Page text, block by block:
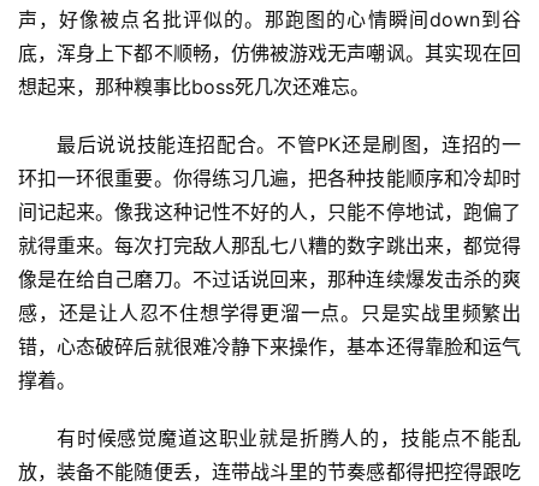
声，好像被点名批评似的。那跑图的心情瞬间down到谷
底，浑身上下都不顺畅，仿佛被游戏无声嘲讽。其实现在回
想起来，那种糗事比boss死几次还难忘。
最后说说技能连招配合。不管PK还是刷图，连招的一
环扣一环很重要。你得练习几遍，把各种技能顺序和冷却时
间记起来。像我这种记性不好的人，只能不停地试，跑偏了
就得重来。每次打完敌人那乱七八糟的数字跳出来，都觉得
像是在给自己磨刀。不过话说回来，那种连续爆发击杀的爽
感，还是让人忍不住想学得更溜一点。只是实战里频繁出
错，心态破碎后就很难冷静下来操作，基本还得靠脸和运气
撑着。
有时候感觉魔道这职业就是折腾人的，技能点不能乱
放，装备不能随便丢，连带战斗里的节奏感都得把控得跟吃